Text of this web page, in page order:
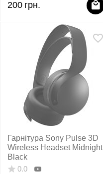
200 грн.
Гарнітура Sony Pulse 3D
Wireless Headset Midnight
Black
0.0